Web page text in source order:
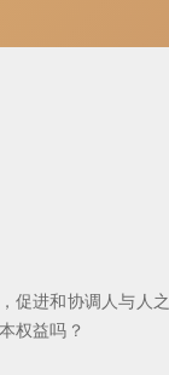
进和协调人与人
权益吗？